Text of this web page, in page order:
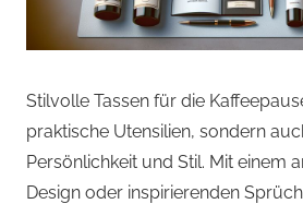
Stilvolle Tassen für die
praktische Utensilien, sondern
Persönlichkeit und Stil. Mit einem
Design oder inspirierenden